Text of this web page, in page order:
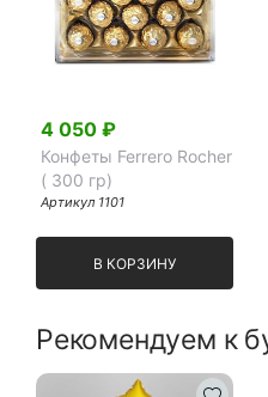
4 050 ₽
Конфеты Ferrero Rocher
( 300 гр)
Артикул 1101
В КОРЗИНУ
Рекомендуем к